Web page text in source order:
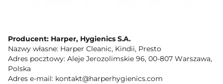
Producent: Harper, Hygienics S.A.
Nazwy własne: Harper Cleanic, Kindii, Presto
Adres pocztowy: Aleje Jerozolimskie 96, 00-807 Warszawa,
Polska
Adres e-mail: kontakt@harperhygienics.com